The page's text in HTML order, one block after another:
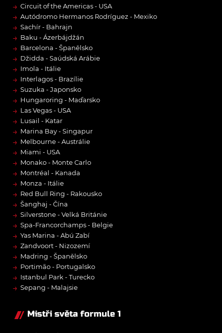
→ Circuit of the Americas - USA
→ Autódromo Hermanos Rodríguez - Mexiko
→ Sachír - Bahrajn
→ Baku - Ázerbájdžán
→ Barcelona - Španělsko
→ Džidda - Saúdská Arábie
→ Imola - Itálie
→ Interlagos - Brazílie
→ Suzuka - Japonsko
→ Hungaroring - Maďarsko
→ Las Vegas - USA
→ Lusail - Katar
→ Marina Bay - Singapur
→ Melbourne - Austrálie
→ Miami - USA
→ Monako - Monte Carlo
→ Montréal - Kanada
→ Monza - Itálie
→ Red Bull Ring - Rakousko
→ Šanghaj - Čína
→ Silverstone - Velká Británie
→ Spa-Francorchamps - Belgie
→ Yas Marina - Abú Zabí
→ Zandvoort - Nizozemí
→ Madring - Španělsko
→ Portimão - Portugalsko
→ Istanbul Park - Turecko
→ Sepang - Malajsie
Mistři světa formule 1